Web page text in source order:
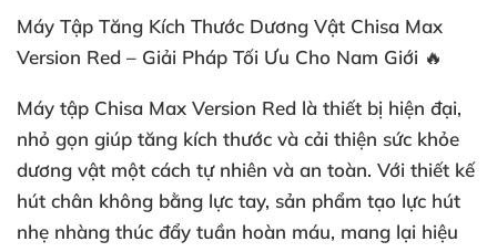
Máy Tập Tăng Kích Thước Dương Vật Chisa Max
Version Red – Giải Pháp Tối Ưu Cho Nam Giới 🔥
Máy tập Chisa Max Version Red là thiết bị hiện đại,
nhỏ gọn giúp tăng kích thước và cải thiện sức khỏe
dương vật một cách tự nhiên và an toàn. Với thiết kế
hút chân không bằng lực tay, sản phẩm tạo lực hút
nhẹ nhàng thúc đẩy tuần hoàn máu, mang lại hiệu